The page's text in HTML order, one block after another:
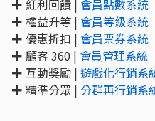
✚ 紅利回饋 | 會員點數系統
✚ 權益升等 | 會員等級系統
✚ 優惠折扣 | 會員票券系統
✚ 顧客 360 | 會員管理系統
✚ 互動獎勵 | 遊戲化行銷系
✚ 精準分眾 | 分群再行銷系